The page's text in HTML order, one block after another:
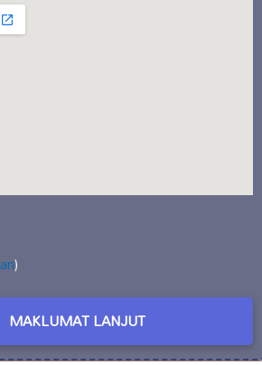
)
MAKLUMAT LANJUT